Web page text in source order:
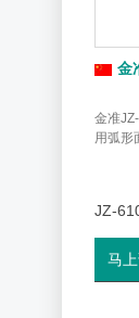
金
金准
用弧形
JZ-
马